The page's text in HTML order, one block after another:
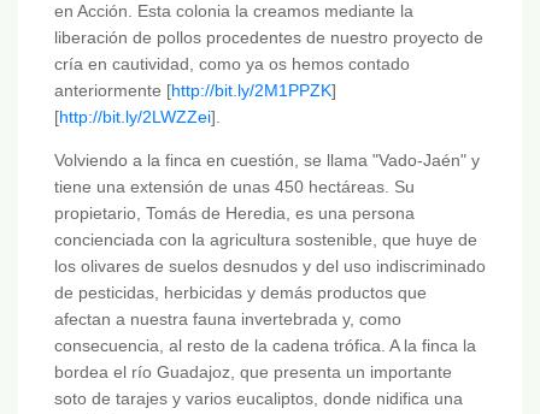
en Acción. Esta colonia la creamos mediante la
liberación de pollos procedentes de nuestro proyecto de
cría en cautividad, como ya os hemos contado
anteriormente [http://bit.ly/2M1PPZK]
[http://bit.ly/2LWZZei].
Volviendo a la finca en cuestión, se llama "Vado-Jaén" y
tiene una extensión de unas 450 hectáreas. Su
propietario, Tomás de Heredia, es una persona
concienciada con la agricultura sostenible, que huye de
los olivares de suelos desnudos y del uso indiscriminado
de pesticidas, herbicidas y demás productos que
afectan a nuestra fauna invertebrada y, como
consecuencia, al resto de la cadena trófica. A la finca la
bordea el río Guadajoz, que presenta un importante
soto de tarajes y varios eucaliptos, donde nidifica una